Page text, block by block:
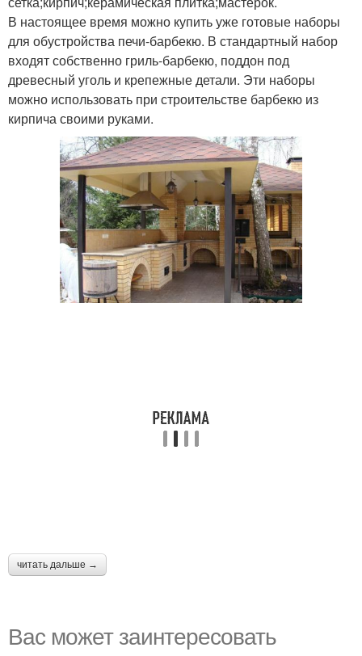
В настоящее время можно купить уже готовые наборы
для обустройства печи-барбекю. В стандартный набор
входят собственно гриль-барбекю, поддон под
древесный уголь и крепежные детали. Эти наборы
можно использовать при строительстве барбекю из
кирпича своими руками.
читать дальше →
Вас может заинтересовать